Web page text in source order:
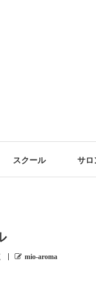
スクール サロ
mio-aroma